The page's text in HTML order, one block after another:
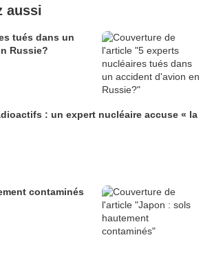
aussi
tués dans un
Russie?
: un expert nucléaire accuse « la
contaminés